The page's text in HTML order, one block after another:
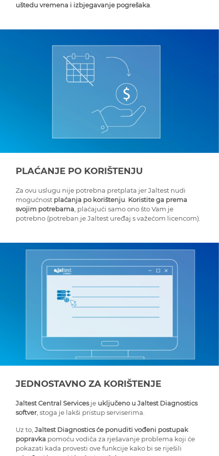
uštedu vremena i izbjegavanje pogrešaka
PLAĆANJE PO KORIŠTENJU
Za ovu uslugu nije potrebna pretplata jer Jaltest nudi
mogućnost plaćanja po korištenju Koristite ga prema
svojim potrebama , plaćajući samo ono što Vam je
potrebno (potreban je Jaltest uređaj s važećom licencom).
JEDNOSTAVNO ZA KORIŠTENJE
Jaltest Central Servicesje uključeno u Jaltest Diagnostics
softver, stoga je lakši pristup serviserima.
Uz to, Jaltest Diagnostics će ponuditi vođeni postupak
popravka pomoću vodiča za rješavanje problema koji će
pokazati kada provesti ove funkcije kako bi se riješili